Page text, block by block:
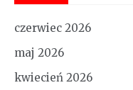
czerwiec 2026
maj 2026
kwiecień 2026